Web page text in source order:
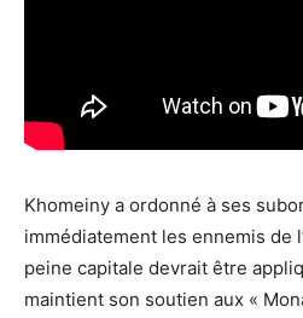
Khomeiny a ordonné à ses
immédiatement les ennemis de
peine capitale devrait être
maintient son soutien aux «